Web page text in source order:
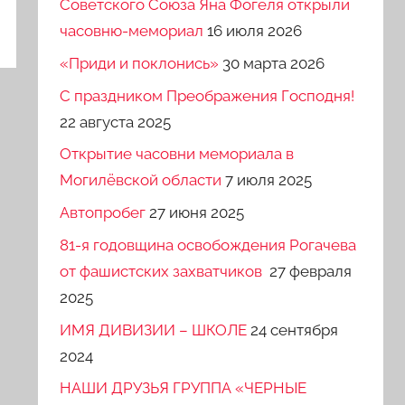
Советского Союза Яна Фогеля открыли
часовню-мемориал 16 июля 2026
«Приди и поклонись» 30 марта 2026
C праздником Преображения Господня!
22 августа 2025
Открытие часовни мемориала в
Могилёвской области 7 июля 2025
Автопробег 27 июня 2025
81-я годовщина освобождения Рогачева
от фашистских захватчиков 27 февраля
2025
ИМЯ ДИВИЗИИ – ШКОЛЕ 24 сентября
2024
НАШИ ДРУЗЬЯ ГРУППА «ЧЕРНЫЕ